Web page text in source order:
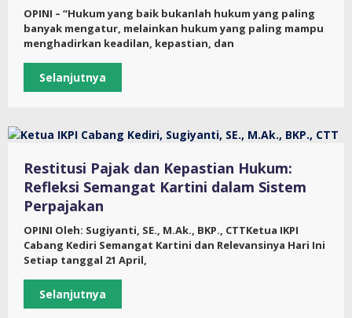
OPINI – “Hukum yang baik bukanlah hukum yang paling
banyak mengatur, melainkan hukum yang paling mampu
menghadirkan keadilan, kepastian, dan
Selanjutnya
Restitusi Pajak dan Kepastian Hukum:
Refleksi Semangat Kartini dalam Sistem
Perpajakan
OPINI Oleh: Sugiyanti, SE., M.Ak., BKP., CTTKetua IKPI
Cabang Kediri Semangat Kartini dan Relevansinya Hari Ini
Setiap tanggal 21 April,
Selanjutnya